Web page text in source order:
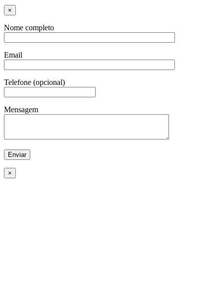
×
Nome completo
Email
Telefone (opcional)
Mensagem
×